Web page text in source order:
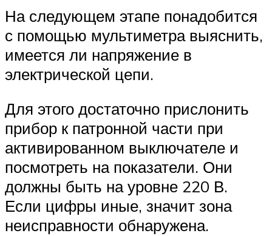
На следующем этапе понадобится
с помощью мультиметра выяснить,
имеется ли напряжение в
электрической цепи.
Для этого достаточно прислонить
прибор к патронной части при
активированном выключателе и
посмотреть на показатели. Они
должны быть на уровне 220 В.
Если цифры иные, значит зона
неисправности обнаружена.